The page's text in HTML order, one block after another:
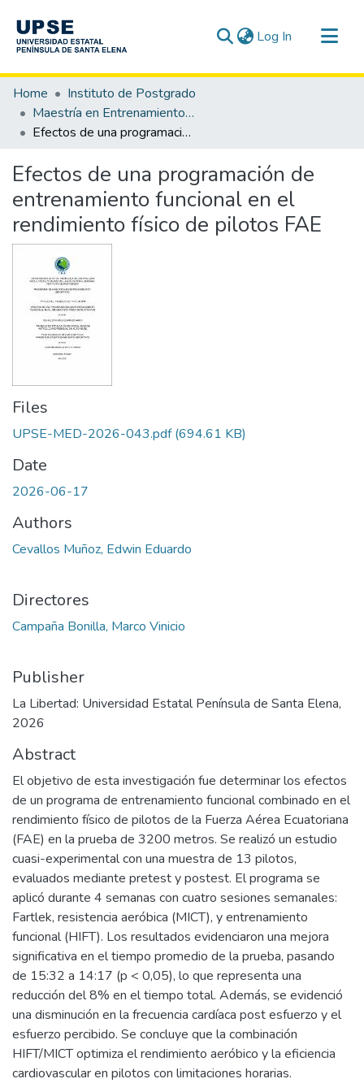
Log In (current)
Communities & Collections
All of DSpace
Statistics
Home
Instituto de Postgrado
Maestría en Entrenamiento Deportivo
Efectos de una programación de entrenamiento funcional en el rendimiento físico de pilotos FAE
Efectos de una programación de
entrenamiento funcional en el
rendimiento físico de pilotos FAE
Files
UPSE-MED-2026-043.pdf(694.61 KB)
Date
2026-06-17
Authors
Cevallos Muñoz, Edwin Eduardo
Directores
Campaña Bonilla, Marco Vinicio
Publisher
La Libertad: Universidad Estatal Península de Santa Elena,
2026
Abstract
El objetivo de esta investigación fue determinar los efectos
de un programa de entrenamiento funcional combinado en el
rendimiento físico de pilotos de la Fuerza Aérea Ecuatoriana
(FAE) en la prueba de 3200 metros. Se realizó un estudio
cuasi-experimental con una muestra de 13 pilotos,
evaluados mediante pretest y postest. El programa se
aplicó durante 4 semanas con cuatro sesiones semanales:
Fartlek, resistencia aeróbica (MICT), y entrenamiento
funcional (HIFT). Los resultados evidenciaron una mejora
significativa en el tiempo promedio de la prueba, pasando
de 15:32 a 14:17 (p < 0,05), lo que representa una
reducción del 8% en el tiempo total. Además, se evidenció
una disminución en la frecuencia cardíaca post esfuerzo y el
esfuerzo percibido. Se concluye que la combinación
HIFT/MICT optimiza el rendimiento aeróbico y la eficiencia
cardiovascular en pilotos con limitaciones horarias.